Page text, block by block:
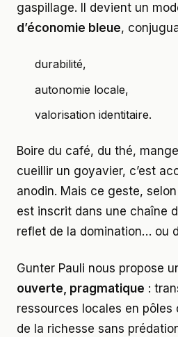
gaspillage. Il devient un
d’économie bleue,
durabilité,
autonomie locale,
valorisation identitaire.
Boire du café, du thé,
cueillir un goyavier, c’est
anodin. Mais ce geste,
est inscrit dans une chaîne
reflet de la domination… ou
Gunter Pauli nous propose
ouverte, pragmatique :
ressources locales en pôles
de la richesse sans